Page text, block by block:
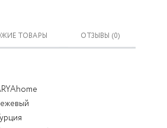
ТОВАРЫ ОТЗЫВЫ (0)